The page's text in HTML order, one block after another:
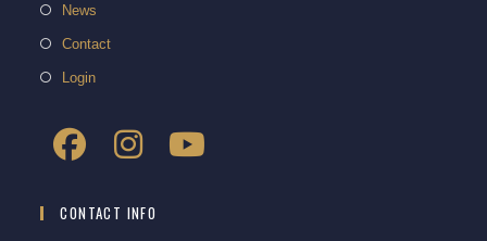
News
Contact
Login
CONTACT INFO